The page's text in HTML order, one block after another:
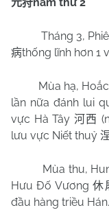
元狩năm thứ 2
Tháng 3,
病thống lĩnh hơn 1
Mùa hạ,
lần nữa đánh lui
vực Hà Tây 河西
lưu vực Niết thuỷ
Mùa thu,
Hưu Đố Vương休
đầu hàng triều